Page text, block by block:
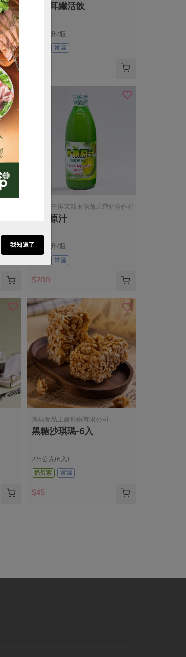
海木耳纖活飲
200毫升/瓶
常溫
保證責任屏東縣永信蔬果運銷合作社
香檬原汁
300毫升/瓶
常溫
$200
鴻福食品工廠股份有限公司
黑糖沙琪瑪-6入
225公克(6入)
奶蛋素
常溫
$45
我知道了